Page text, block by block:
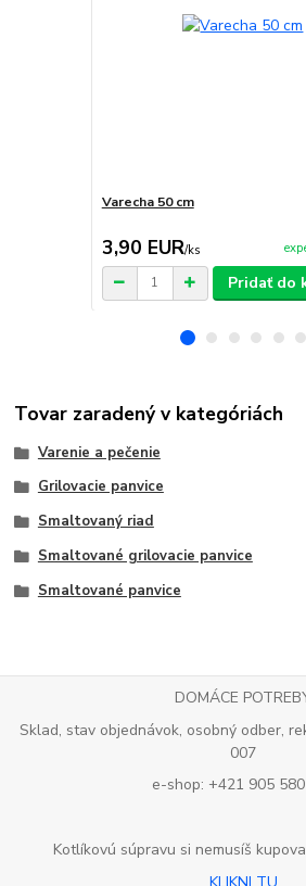
Varecha 50 cm
3,90 EUR/ks
Pridať do
Tovar zaradený v kategóriách
Varenie a pečenie
Grilovacie panvice
Smaltovaný riad
Smaltované grilovacie panvice
Smaltované panvice
DOMÁCE
Sklad, stav objednávok, osobný odber,
007
e-shop: +421 905
Kotlíkovú súpravu si nemusíš
KLIKNI TU